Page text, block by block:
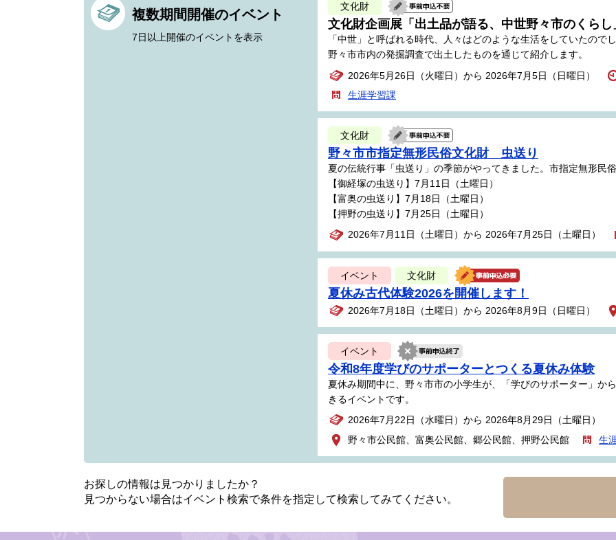
複数期間開催のイベント
7日以上開催のイベントを表示
文化財
文化財企画展「出土品が語る、中世野々市のくらし
「中世」と呼ばれる時代、人々はどのような生活をしていたので
野々市市内の発掘調査で出土したものを通じて紹介します。
2026年5月26日（火曜日）から 2026年7月5日（日曜日）
生涯学習課
文化財
野々市市指定無形民俗文化財 虫送り
夏の伝統行事「虫送り」の季節がやってきました。市指定無形民
【御経塚の虫送り】7月11日（土曜日）
【富奥の虫送り】7月18日（土曜日）
【押野の虫送り】7月25日（土曜日）
2026年7月11日（土曜日）から 2026年7月25日（土曜日）
イベント 文化財
夏休み古代体験2026を開催します！
2026年7月18日（土曜日）から 2026年8月9日（日曜日）
イベント
令和8年度学びのサポーターとつくる夏休み体験
夏休み期間中に、野々市市の小学生が、「学びのサポーター」か
きるイベントです。
2026年7月22日（水曜日）から 2026年8月29日（土曜日）
野々市公民館、富奥公民館、郷公民館、押野公民館
生
お探しの情報は見つかりましたか？
見つからない場合はイベント検索で条件を指定して検索してみてください。